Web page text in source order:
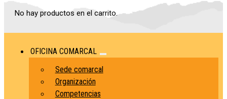
No hay productos en el carrito.
OFICINA COMARCAL
Sede comarcal
Organización
Competencias